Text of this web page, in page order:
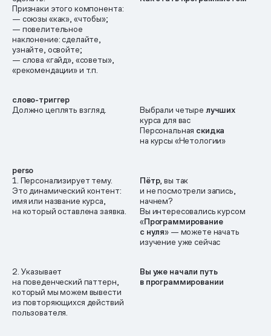
Признаки этого компонента:
— союзы «как», «чтобы»;
— повелительное
наклонение: сделайте,
узнайте, освойте;
— слова «гайд», «советы»,
«рекомендации» и т.п.
слово-триггер
Должно цеплять взгляд.
Выбрали четыре лучших
курса для вас
Персональная скидка
на курсы «Нетологии»
perso
1. Персонализирует тему.
Это динамический контент:
имя или название курса,
на который оставлена заявка.
Пётр, вы так
и не посмотрели запись,
начнем?
Вы интересовались курсом
«Программирование
с нуля» — можете начать
изучение уже сейчас
2. Указывает
на поведенческий паттерн,
который мы можем вывести
из повторяющихся действий
пользователя.
Вы уже начали путь
в программировании